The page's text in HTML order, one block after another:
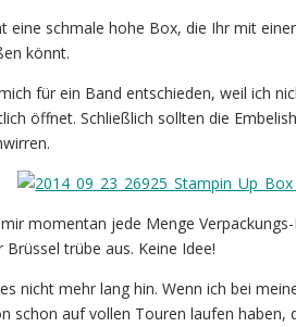
eine schmale hohe Box, die Ihr mit
könnt.
für ein Band entschieden, weil ich
öffnet. Schließlich sollten die
momentan jede Menge
Brüssel trübe aus. Keine Idee!
nicht mehr lang hin. Wenn ich bei
schon auf vollen Touren laufen haben,